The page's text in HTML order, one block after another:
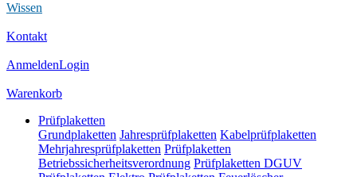
Wissen
Kontakt
AnmeldenLogin
Warenkorb
Prüfplaketten
Grundplaketten Jahresprüfplaketten Kabelprüfplaketten
Mehrjahresprüfplaketten Prüfplaketten
Betriebssicherheitsverordnung Prüfplaketten DGUV